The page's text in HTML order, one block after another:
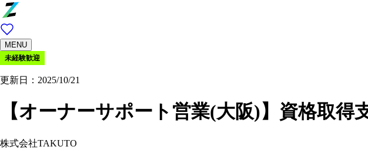
MENU
未経験歓迎
更新日：2025/10/21
【オーナーサポート営業(大阪)】資格取
株式会社TAKUTO